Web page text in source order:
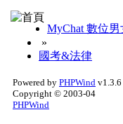
MyChat 數位男
»
國考&法律
Powered by PHPWind v1.3.6
Copyright © 2003-04
PHPWind